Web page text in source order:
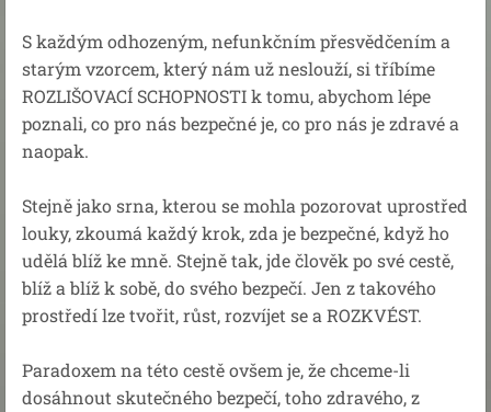
S každým odhozeným, nefunkčním přesvědčením a
starým vzorcem, který nám už neslouží, si tříbíme
ROZLIŠOVACÍ SCHOPNOSTI k tomu, abychom lépe
poznali, co pro nás bezpečné je, co pro nás je zdravé a
naopak.
Stejně jako srna, kterou se mohla pozorovat uprostřed
louky, zkoumá každý krok, zda je bezpečné, když ho
udělá blíž ke mně. Stejně tak, jde člověk po své cestě,
blíž a blíž k sobě, do svého bezpečí. Jen z takového
prostředí lze tvořit, růst, rozvíjet se a ROZKVÉST.
Paradoxem na této cestě ovšem je, že chceme-li
dosáhnout skutečného bezpečí, toho zdravého, z